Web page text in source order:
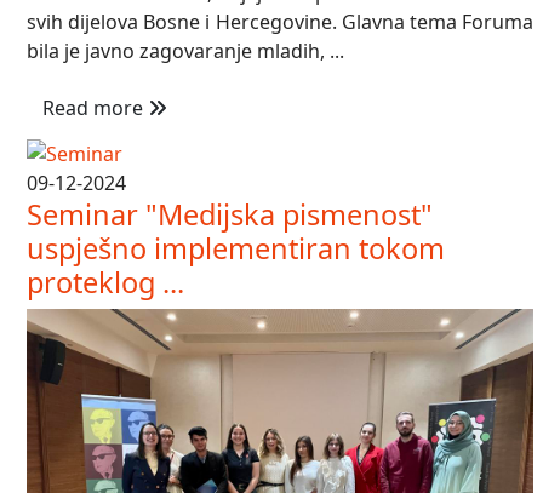
svih dijelova Bosne i Hercegovine. Glavna tema Foruma
bila je javno zagovaranje mladih, ...
Read more
09-12-2024
Seminar "Medijska pismenost"
uspješno implementiran tokom
proteklog ...